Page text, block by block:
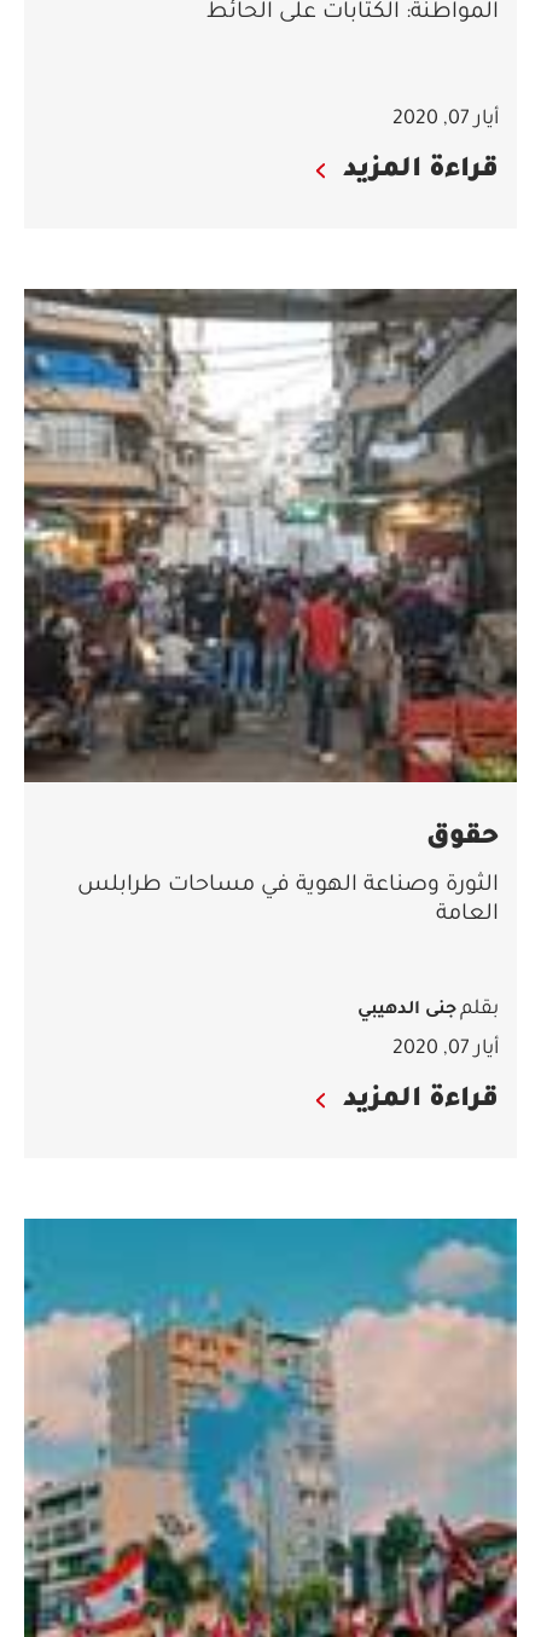
المواطنة: الكتابات على الحائط
أيار 07, 2020
قراءة المزيد
حقوق
الثورة وصناعة الهوية في مساحات طرابلس
العامة
بقلمجنى الدهيبي
أيار 07, 2020
قراءة المزيد